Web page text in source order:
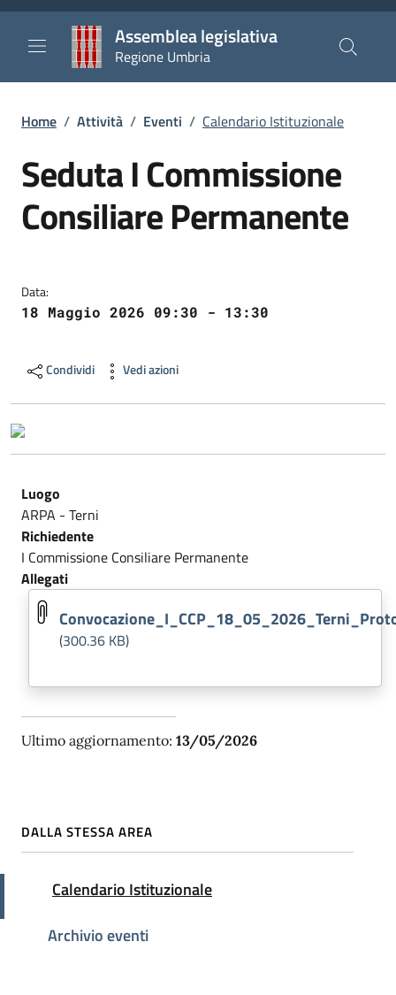
Salta al contenuto principale
Salta al piè di pagina
Assemblea legislativa
Regione Umbria
Briciole di pane
Home / Attività / Eventi / Calendario Istituzionale
Seduta I Commissione
Consiliare Permanente
Data:
18 Maggio 2026 09:30 - 13:30
Condividi Vedi azioni
Luogo
ARPA - Terni
Richiedente
I Commissione Consiliare Permanente
Allegati
(300.36 KB)
Ultimo aggiornamento: 13/05/2026
DALLA STESSA AREA
Calendario IstituzionaleAttivo
Archivio eventi